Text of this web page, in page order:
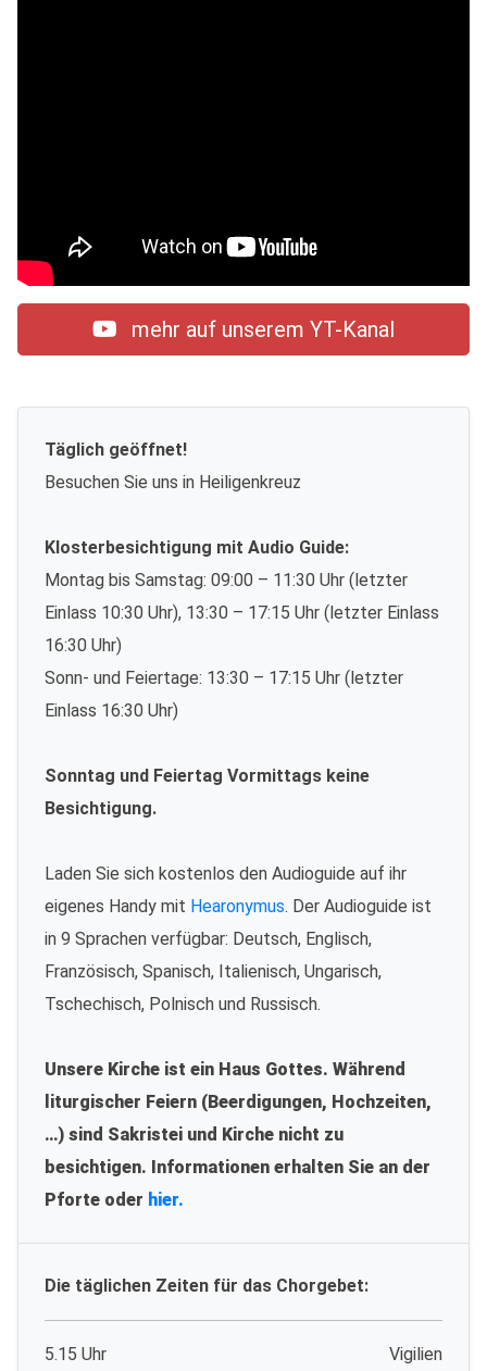
mehr auf unserem YT-Kanal
Täglich geöffnet!
Besuchen Sie uns in Heiligenkreuz
Klosterbesichtigung mit Audio Guide:
Montag bis Samstag: 09:00 – 11:30 Uhr (letzter
Einlass 10:30 Uhr), 13:30 – 17:15 Uhr (letzter Einlass
16:30 Uhr)
Sonn- und Feiertage: 13:30 – 17:15 Uhr (letzter
Einlass 16:30 Uhr)
Sonntag und Feiertag Vormittags keine
Besichtigung.
Laden Sie sich kostenlos den Audioguide auf ihr
eigenes Handy mit Hearonymus. Der Audioguide ist
in 9 Sprachen verfügbar: Deutsch, Englisch,
Französisch, Spanisch, Italienisch, Ungarisch,
Tschechisch, Polnisch und Russisch.
Unsere Kirche ist ein Haus Gottes. Während
liturgischer Feiern (Beerdigungen, Hochzeiten,
…) sind Sakristei und Kirche nicht zu
besichtigen. Informationen erhalten Sie an der
Pforte oder hier.
Die täglichen Zeiten für das Chorgebet:
5.15 Uhr Vigilien